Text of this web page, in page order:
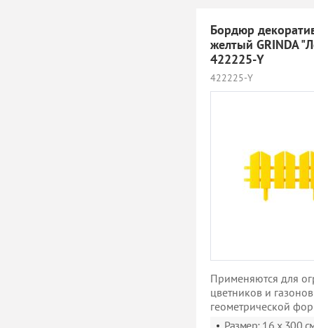
Бордюр
желтый GRINDA
422225-Y
422225-Y
Применяются для
цветников и
геометрической
Размер: 16 x 300